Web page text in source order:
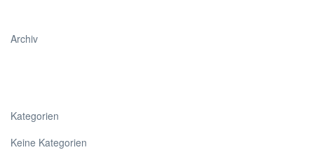
Archiv
Kategorien
Keine Kategorien